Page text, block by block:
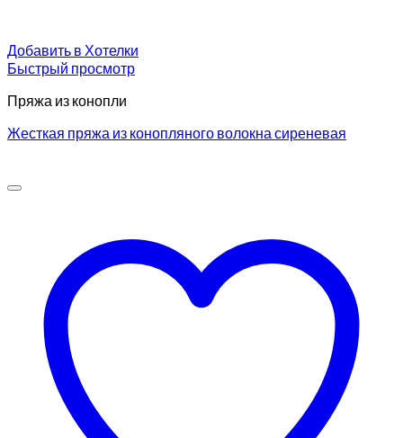
Добавить в Хотелки
Быстрый просмотр
Пряжа из конопли
Жесткая пряжа из конопляного волокна сиреневая